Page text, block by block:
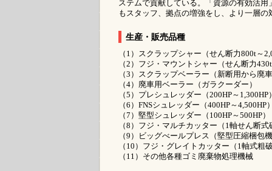
ステムで貢献している。「資源の有効活
もスタッフ、拠点の増強をし、より一層
生産・販売品種
（1）スクラップシャー（せん断力800t～
（2）フジ・マウントシャー（せん断力
（3）スクラップベーラー（新断用から廃
（4）廃車用ベーラー（ガラクーダー）
（5）プレシュレッダー（200HP～1,300HP
（6）FNSシュレッダー（400HP～4,500HP
（7）堅型シュレッダー（100HP～500HP）
（8）フジ・マルチカッター（1軸せん断式
（9）ビッグべールプレス（堅型圧縮梱包
（10）フジ・グレイトカッター（1軸式粗
（11）その他各種ゴミ廃棄物処理機械